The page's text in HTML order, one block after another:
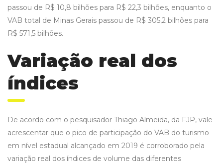
passou de R$ 10,8 bilhões para R$ 22,3 bilhões, enquanto o
VAB total de Minas Gerais passou de R$ 305,2 bilhões para
R$ 571,5 bilhões.
Variação real dos
índices
De acordo com o pesquisador Thiago Almeida, da FJP, vale
acrescentar que o pico de participação do VAB do turismo
em nível estadual alcançado em 2019 é corroborado pela
variação real dos índices de volume das diferentes